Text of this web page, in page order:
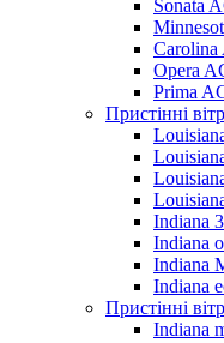
Sonata
Carolina
Opera
Prima
Пристінні
Indiana
Indiana
Indiana
Indiana
Пристінні
Indiana